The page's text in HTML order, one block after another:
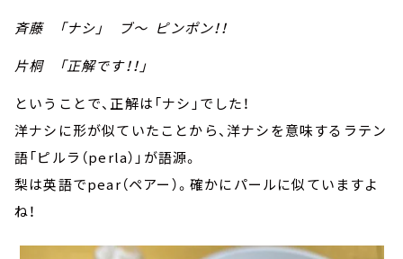
斉藤 「ナシ」 ブ～ ピンポン！！
片桐 「正解です！！」
ということで、正解は「ナシ」でした！
洋ナシに形が似ていたことから、洋ナシを意味するラテン
語「ピルラ（perla）」が語源。
梨は英語でpear（ペアー）。確かにパールに似ていますよ
ね！